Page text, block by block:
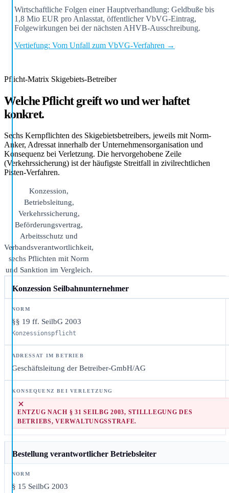
Wirtschaftliche Folgen einer Hauptverhandlung: Geldbuße bis
1,8 Mio EUR pro Anlasstat, öffentlicher VbVG-Eintrag,
Folgewirkungen bei der nächsten AHVB-Ausschreibung.
Vertiefung: Vom Unfall zum VbVG-Verfahren →
Pflicht-Matrix Skigebiets-Betreiber
Welche Pflicht greift wo und wer haftet
konkret.
Sechs Kernpflichten des Skigebietsbetreibers, jeweils mit Norm-
Anker, Adressat innerhalb der Unternehmensorganisation und
Konsequenz bei Verletzung. Die hervorgehobene Zeile
(Verkehrssicherung) ist der häufigste Streitfall in zivilrechtlichen
Pisten-Verfahren.
Konzession,
Betriebsleitung,
Verkehrssicherung,
Beförderungsvertrag,
Arbeitsschutz und
Verbandsverantwortlichkeit,
sechs Pflichten mit Norm
und Sanktion im Vergleich.
Konzession Seilbahnunternehmer
§§ 19 ff. SeilbG 2003
Konzessionspflicht
Geschäftsleitung der Betreiber-GmbH/AG
ENTZUG NACH § 31 SEILBG 2003, STILLLEGUNG DES
BETRIEBS, VERWALTUNGSSTRAFE.
Bestellung verantwortlicher Betriebsleiter
§ 15 SeilbG 2003